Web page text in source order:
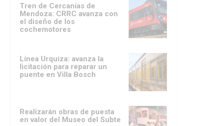
Tren de Cercanías de
Mendoza: CRRC avanza con
el diseño de los
cochemotores
Línea Urquiza: avanza la
licitación para reparar un
puente en Villa Bosch
Realizarán obras de puesta
en valor del Museo del Subte